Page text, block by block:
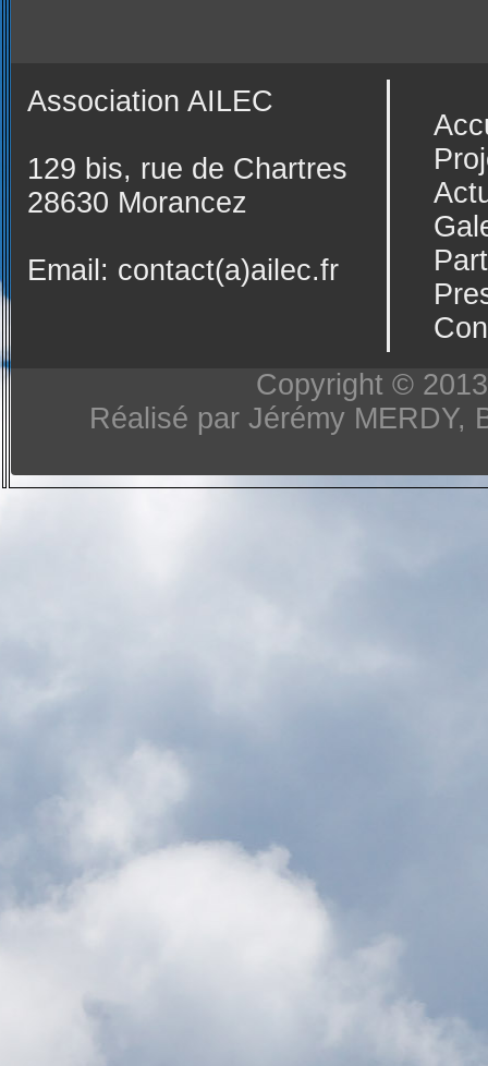
Association AILEC
129 bis, rue de Chartres
28630 Morancez
Email: contact(a)ailec.fr
Copyright ©
Réalisé par Jérémy MERDY,